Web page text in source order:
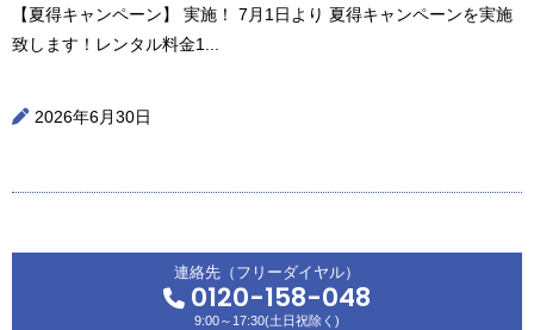
【夏得キャンペーン】 実施！ 7月1日より 夏得キャンペーンを実施
致します！レンタル料金1...
2026年6月30日
連絡先（フリーダイヤル）
0120-158-048
9:00～17:30(土日祝除く)